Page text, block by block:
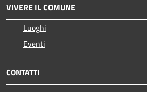
VIVERE IL COMUNE
Luoghi
Eventi
CONTATTI